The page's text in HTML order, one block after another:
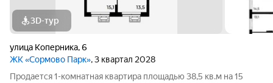
3D-тур
улица Коперника,6
ЖК «Сормово Парк», 3 квартал 2028
Продается 1-комнатная квартира площадью 38,5 кв.м на 15